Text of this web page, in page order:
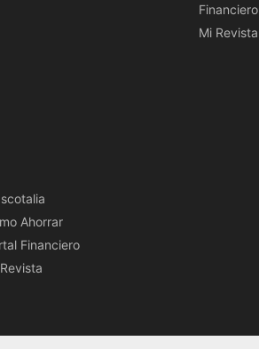
Financiero
Mi Revista
Ahorrar
Financiero